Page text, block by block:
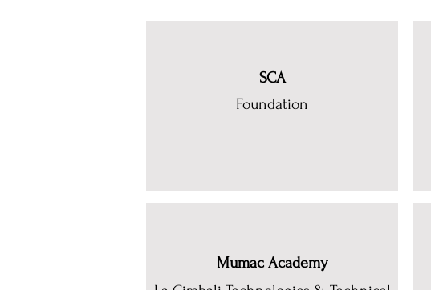
SCA
Foundation
Mumac Academy